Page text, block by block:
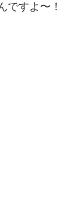
ですよ〜！